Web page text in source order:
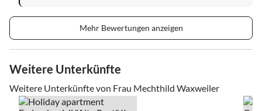
Mehr Bewertungen anzeigen
Weitere Unterkünfte
Weitere Unterkünfte von Frau Mechthild Waxweiler